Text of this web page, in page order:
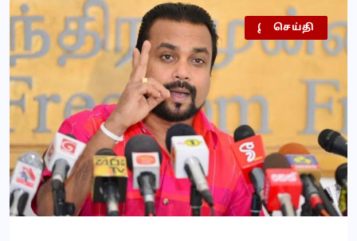
அரசியல்
இலங்கை
செய்தி